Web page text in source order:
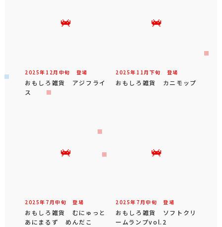
2025年 12 月 中旬 登場
おもしろ雑貨 アジフライ
ス
2025年 11 月 下旬 登場
おもしろ雑貨 カニモップ
2025年 7 月中旬 登場
おもしろ雑貨 むにゅっと
あにまるず めんだこ
2025年 7 月中旬 登場
おもしろ雑貨 ソフトクリ
ームランプvol.2